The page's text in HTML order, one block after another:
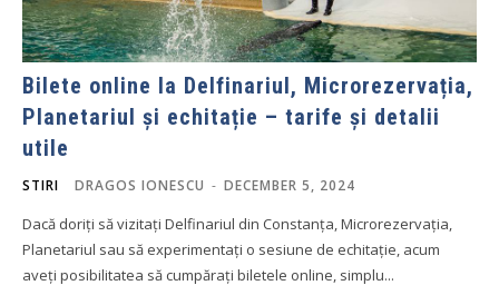
Bilete online la Delfinariul, Microrezervația,
Planetariul și echitație – tarife și detalii
utile
STIRI DRAGOS IONESCU - DECEMBER 5, 2024
Dacă doriți să vizitați Delfinariul din Constanța, Microrezervația,
Planetariul sau să experimentați o sesiune de echitație, acum
aveți posibilitatea să cumpărați biletele online, simplu...